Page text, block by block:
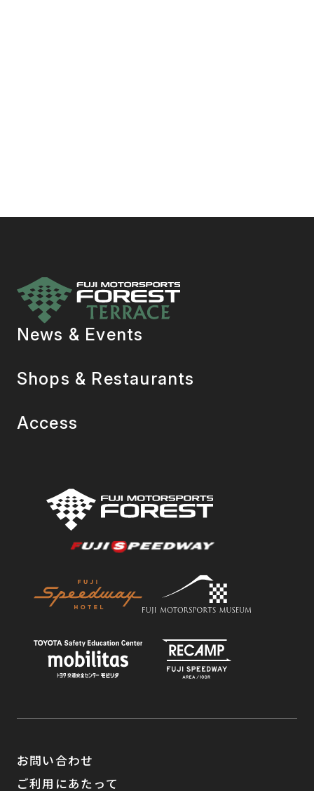
News & Events
Shops & Restaurants
Access
お問い合わせ
ご利用にあたって